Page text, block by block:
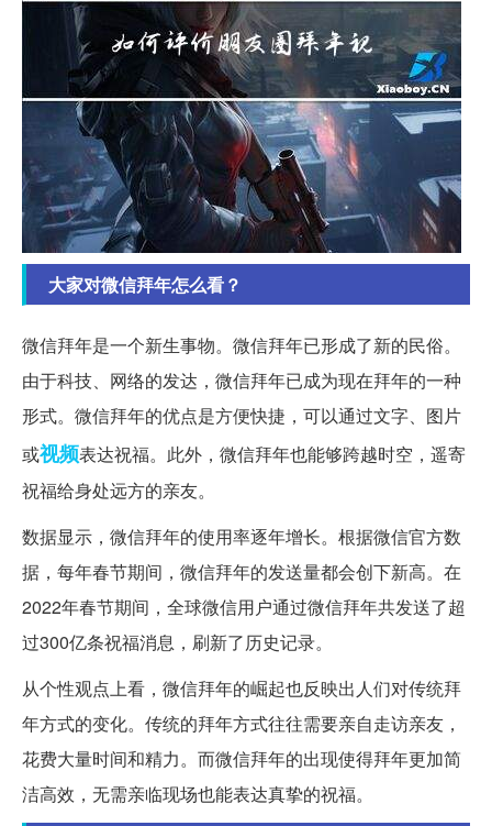
大家对微信拜年怎么看？
微信拜年是一个新生事物。微信拜年已形成了新的民俗。
由于科技、网络的发达，微信拜年已成为现在拜年的一种
形式。微信拜年的优点是方便快捷，可以通过文字、图片
或视频表达祝福。此外，微信拜年也能够跨越时空，遥寄
祝福给身处远方的亲友。
数据显示，微信拜年的使用率逐年增长。根据微信官方数
据，每年春节期间，微信拜年的发送量都会创下新高。在
2022年春节期间，全球微信用户通过微信拜年共发送了超
过300亿条祝福消息，刷新了历史记录。
从个性观点上看，微信拜年的崛起也反映出人们对传统拜
年方式的变化。传统的拜年方式往往需要亲自走访亲友，
花费大量时间和精力。而微信拜年的出现使得拜年更加简
洁高效，无需亲临现场也能表达真挚的祝福。